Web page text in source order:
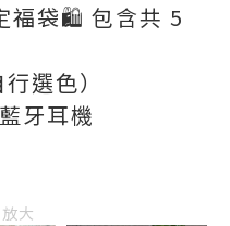
福袋🛍️ 包含共 5
選色）
牙耳機
大